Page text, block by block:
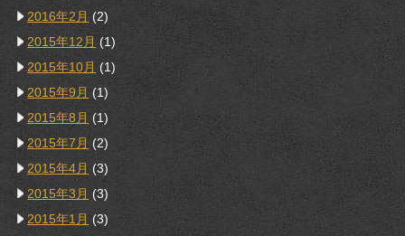
2016年2月 (2)
2015年12月 (1)
2015年10月 (1)
2015年9月 (1)
2015年8月 (1)
2015年7月 (2)
2015年4月 (3)
2015年3月 (3)
2015年1月 (3)